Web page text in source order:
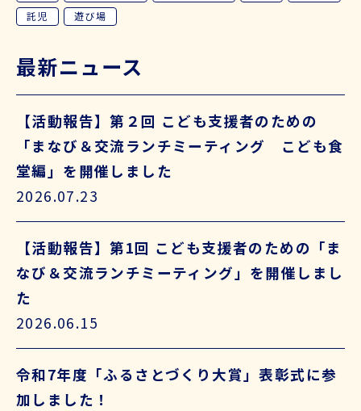
託児
遊び場
最新ニュース
【活動報告】第２回 こども支援者のための
「まなび＆交流ランチミーティング こども食
堂編」を開催しました
2026.07.23
【活動報告】第1回 こども支援者のための「ま
なび＆交流ランチミーティング」を開催しまし
た
2026.06.15
令和7年度「ふるさとづくり大賞」表彰式に参
加しました！